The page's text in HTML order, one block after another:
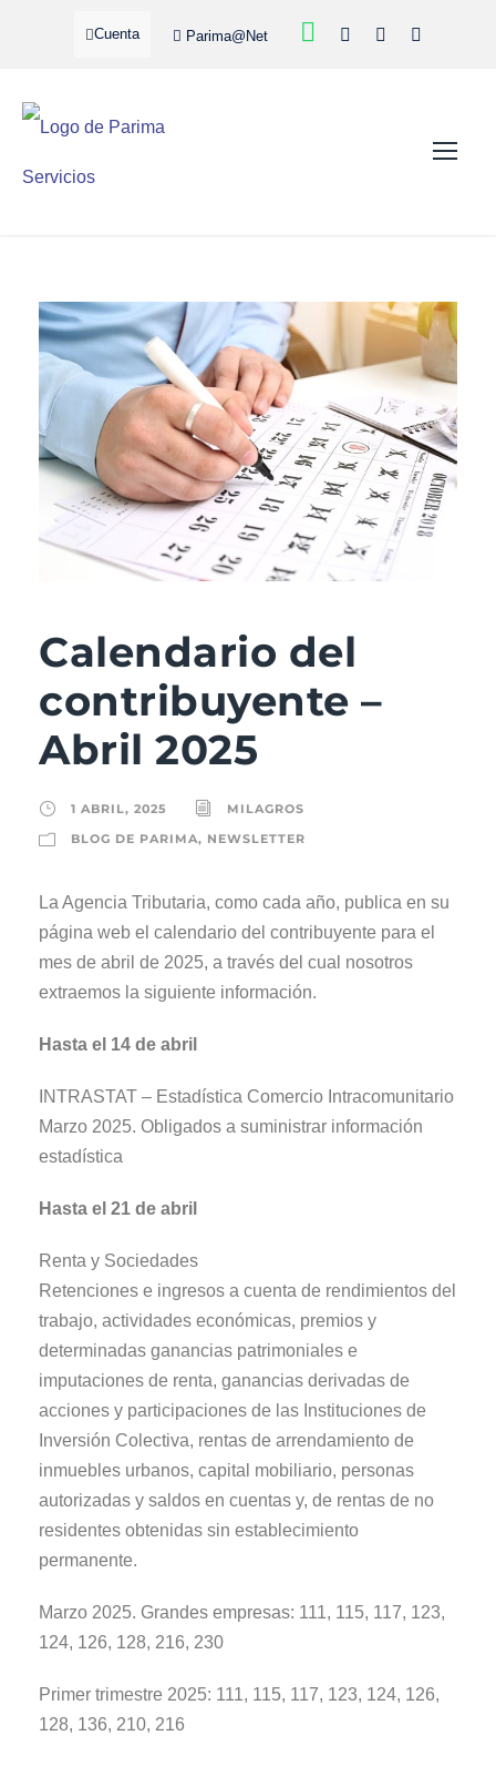
Cuenta Parima@Net
Calendario del
contribuyente –
Abril 2025
1 ABRIL, 2025
MILAGROS
BLOG DE PARIMA, NEWSLETTER
La Agencia Tributaria, como cada año, publica en su
página web el calendario del contribuyente para el
mes de abril de 2025, a través del cual nosotros
extraemos la siguiente información.
Hasta el 14 de abril
INTRASTAT – Estadística Comercio Intracomunitario
Marzo 2025. Obligados a suministrar información
estadística
Hasta el 21 de abril
Renta y Sociedades
Retenciones e ingresos a cuenta de rendimientos del
trabajo, actividades económicas, premios y
determinadas ganancias patrimoniales e
imputaciones de renta, ganancias derivadas de
acciones y participaciones de las Instituciones de
Inversión Colectiva, rentas de arrendamiento de
inmuebles urbanos, capital mobiliario, personas
autorizadas y saldos en cuentas y, de rentas de no
residentes obtenidas sin establecimiento
permanente.
Marzo 2025. Grandes empresas: 111, 115, 117, 123,
124, 126, 128, 216, 230
Primer trimestre 2025: 111, 115, 117, 123, 124, 126,
128, 136, 210, 216